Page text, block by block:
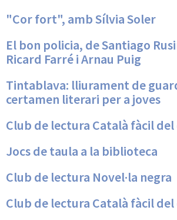
"Cor fort", amb Sílvia Soler
El bon policia, de Santiago
Ricard Farré i Arnau Puig
Tintablava: lliurament de
certamen literari per a joves
Club de lectura Català fàcil
Jocs de taula a la biblioteca
Club de lectura Novel·la negra
Club de lectura Català fàcil